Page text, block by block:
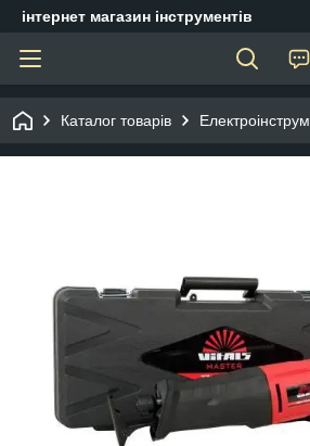
інтернет магазин інструментів
Каталог товарів